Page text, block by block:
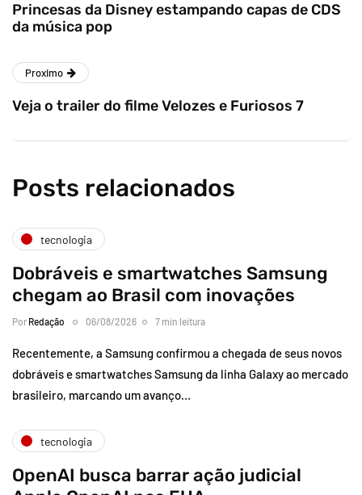
Princesas da Disney estampando capas de CDS
da música pop
Proximo
Veja o trailer do filme Velozes e Furiosos 7
Posts relacionados
tecnologia
Dobráveis e smartwatches Samsung
chegam ao Brasil com inovações
Por Redação 06/08/2026 7 min leitura
Recentemente, a Samsung confirmou a chegada de seus novos
dobráveis e smartwatches Samsung da linha Galaxy ao mercado
brasileiro, marcando um avanço…
tecnologia
OpenAI busca barrar ação judicial